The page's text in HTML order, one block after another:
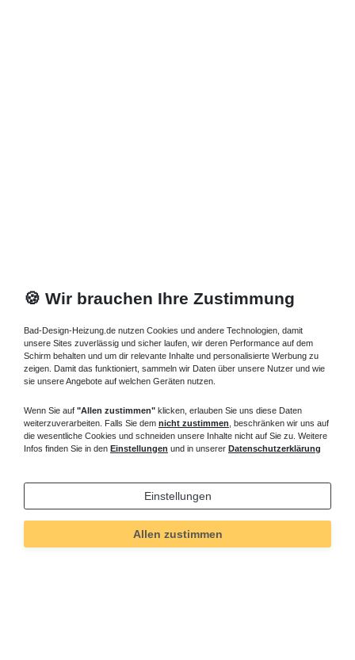
🍪 Wir brauchen Ihre Zustimmung
Bad-Design-Heizung.de nutzen Cookies und andere Technologien, damit
unsere Sites zuverlässig und sicher laufen, wir deren Performance auf dem
Schirm behalten und um dir relevante Inhalte und personalisierte Werbung zu
zeigen. Damit das funktioniert, sammeln wir Daten über unsere Nutzer und wie
sie unsere Angebote auf welchen Geräten nutzen.
Wenn Sie auf "Allen zustimmen" klicken, erlauben Sie uns diese Daten
weiterzuverarbeiten. Falls Sie dem nicht zustimmen , beschränken wir uns auf
die wesentliche Cookies und schneiden unsere Inhalte nicht auf Sie zu. Weitere
Infos finden Sie in den Einstellungen und in unserer Datenschutzerklärung
Einstellungen
Allen zustimmen